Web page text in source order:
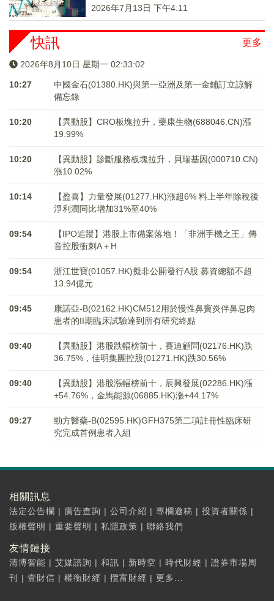
2026年7月13日 下午4:11
更多
快訊
2026年8月10日 星期一 02:33:02
10:27
中國金石(01380.HK)與第一亞洲及第一金鋪訂立諒解
備忘錄
10:20
【異動股】CRO板塊拉升，藥康生物(688046.CN)漲
19.99%
10:20
【異動股】診斷服務板塊拉升，貝瑞基因(000710.CN)
漲10.02%
10:14
【盈喜】力量發展(01277.HK)漲超6% 料上半年除稅後
淨利潤同比增加31%至40%
09:54
【IPO追蹤】港股上市備案落地！「非洲手機之王」傳
音控股衝刺A＋H
09:54
浙江世寶(01057.HK)擬非公開發行A股 募資總額不超
13.94億元
09:45
康諾亞-B(02162.HK)CM512用於慢性鼻竇炎伴鼻息肉
患者的II期臨床試驗達到所有研究終點
09:40
【異動股】港股跌幅榜前十，賽迪顧問(02176.HK)跌
36.75%，佳明集團控股(01271.HK)跌30.56%
09:40
【異動股】港股漲幅榜前十，辰興發展(02286.HK)漲
+54.76%，金馬能源(06885.HK)漲+44.17%
09:27
勁方醫藥-B(02595.HK)GFH375第二項註冊性臨床研
究完成首例患者入組
相關訊息
法定公告欄 | 廣告查詢 | 公司介紹 | 專欄邀稿 | 投資者關係 |
版權聲明 | 重要聲明 | 私隱政策 | 聯絡我們
友情鏈接
清博智能 | 艾媒諮詢 | 和訊 | 新時空 | 時代財經 | 證券市場周
刊
| 壹財信 | 權衡財經 | 攬富財經 | 更多...